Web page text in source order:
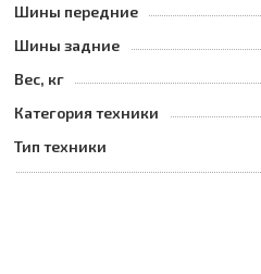
Шины передние
Шины задние
Вес, кг
Категория техники
Тип техники